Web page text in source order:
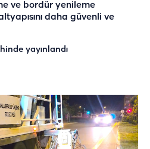
ve bordür yenileme
daha güvenli ve
yayınlandı